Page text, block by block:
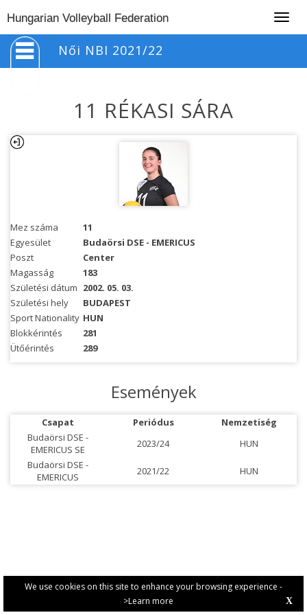
We use cookies on this site to enhance your browsing experience -
>Learn more
X
Hungarian Volleyball Federation
Női NBI 2021/22
11 RÉKASI SÁRA
Mez száma
11
Egyesület
Budaörsi DSE - EMERICUS
Poszt
Center
Magasság
183
Születési dátum 2002. 05. 03.
Születési hely
BUDAPEST
Sport Nationality HUN
Blokkérintés
281
Ütőérintés
289
Események
Csapat Periódus
Nemzetiség
Budaörsi DSE -
EMERICUS SE
2023/24
HUN
Budaörsi DSE -
EMERICUS
2021/22 HUN